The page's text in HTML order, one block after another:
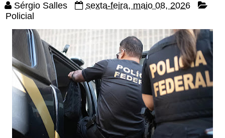
Sérgio Salles
sexta-feira, maio 08, 2026
Policial